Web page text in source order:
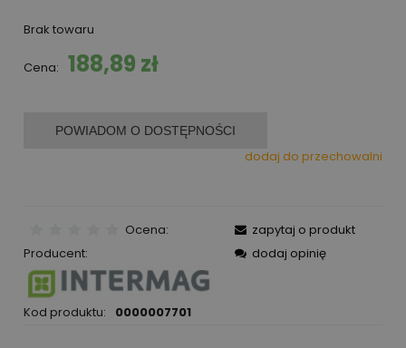
Brak towaru
Cena: 188,89 zł
POWIADOM O DOSTĘPNOŚCI
dodaj do przechowalni
Ocena:
Producent:
Kod produktu: 0000007701
zapytaj o produkt
dodaj opinię